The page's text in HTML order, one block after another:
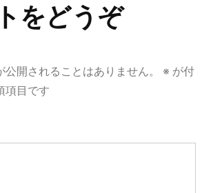
をどうぞ
開されることはありません。 ※ が付
項目です